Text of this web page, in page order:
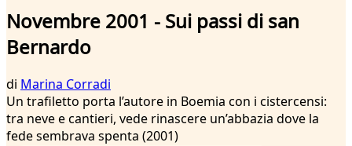
Novembre 2001 - Sui passi di san
Bernardo
di Marina Corradi
Un trafiletto porta l’autore in Boemia con i cistercensi:
tra neve e cantieri, vede rinascere un’abbazia dove la
fede sembrava spenta (2001)